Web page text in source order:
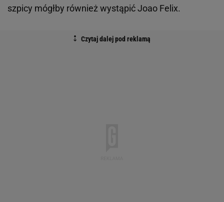
szpicy mógłby również wystąpić Joao Felix.